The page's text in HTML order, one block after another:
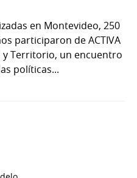
en Montevideo, 250
participaron de ACTIVA
y Territorio, un encuentro
políticas...